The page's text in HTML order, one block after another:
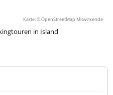
in Island
Karte: ©OpenStreetMap Mitwirkende